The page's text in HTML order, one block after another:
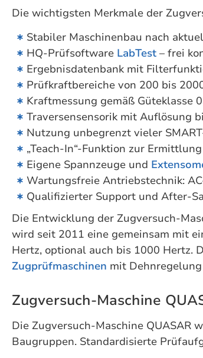
Die wichtigsten Merkmale der
Stabiler Maschinenbau nach
HQ-Prüfsoftware LabTest – frei
Ergebnisdatenbank mit
Prüfkraftbereiche von 200 bis
Kraftmessung gemäß Güteklasse
Traversensensorik mit Auflösung
Nutzung unbegrenzt vieler
„Teach-In“-Funktion zur
Eigene Spannzeuge und
Wartungsfreie Antriebstechnik:
Qualifizierter Support und After-
Die Entwicklung der Zugversuch-
wird seit 2011 eine gemeinsam mit
Hertz, optional auch bis 1000 Hertz.
Zugprüfmaschinen mit
Zugversuch-Maschine
Die Zugversuch-Maschine QUASAR
Baugruppen. Standardisierte